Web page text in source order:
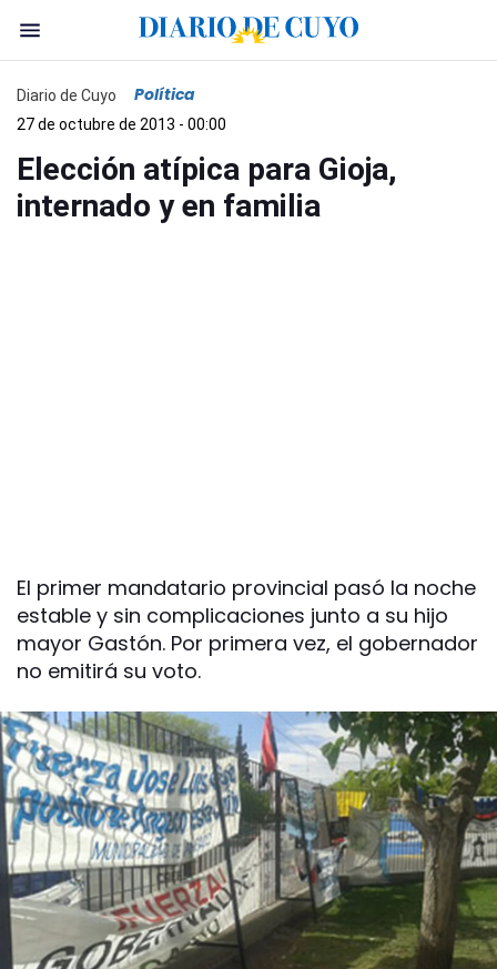
Diario de Cuyo Política
27 de octubre de 2013 - 00:00
Elección atípica para Gioja,
internado y en familia
El primer mandatario provincial pasó la noche
estable y sin complicaciones junto a su hijo
mayor Gastón. Por primera vez, el gobernador
no emitirá su voto.